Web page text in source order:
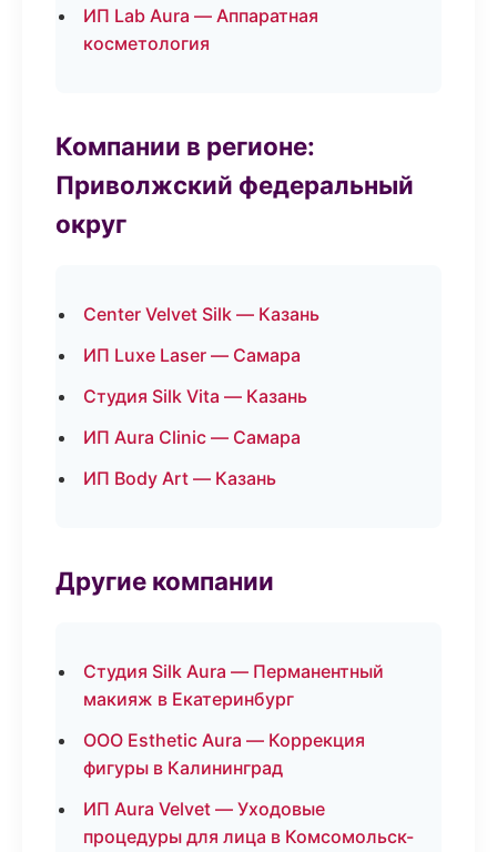
ИП Lab Aura — Аппаратная
косметология
Компании в регионе:
Приволжский федеральный
округ
Center Velvet Silk — Казань
ИП Luxe Laser — Самара
Студия Silk Vita — Казань
ИП Aura Clinic — Самара
ИП Body Art — Казань
Другие компании
Студия Silk Aura — Перманентный
макияж в Екатеринбург
ООО Esthetic Aura — Коррекция
фигуры в Калининград
ИП Aura Velvet — Уходовые
процедуры для лица в Комсомольск-